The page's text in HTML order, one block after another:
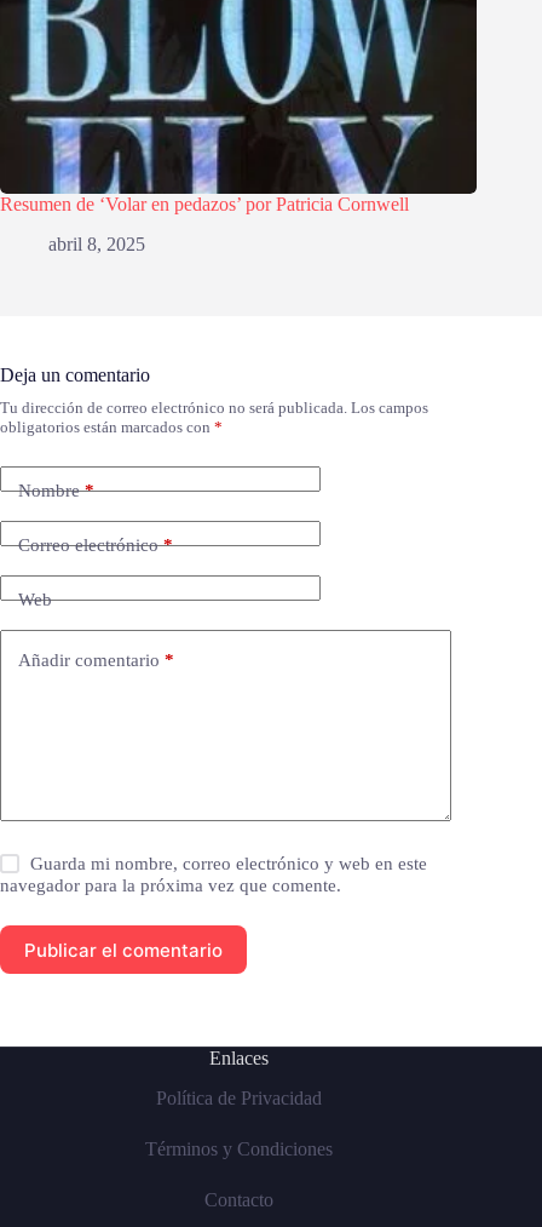
Resumen de ‘Volar en pedazos’ por Patricia Cornwell
abril 8, 2025
Deja un comentario
Tu dirección de correo electrónico no será publicada. Los campos
obligatorios están marcados con *
Nombre*
Correo electrónico*
Web
Añadir comentario *
Guarda mi nombre, correo electrónico y web en este
navegador para la próxima vez que comente.
Publicar el comentario
Enlaces
Política de Privacidad
Términos y Condiciones
Contacto